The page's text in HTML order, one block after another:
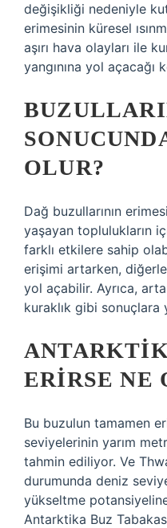
değişikliği nedeniyle
erimesinin küresel
aşırı hava olayları ile
yangınına yol açacağı
OLUR?
Dağ buzullarının
yaşayan toplulukların
farklı etkilere sahip
erişimi artarken,
yol açabilir. Ayrıca,
kuraklık gibi sonuçlara
ERIRSE NE
Bu buzulun tamamen
seviyelerinin yarım
tahmin ediliyor. Ve
durumunda deniz
yükseltme
Antarktika Buz